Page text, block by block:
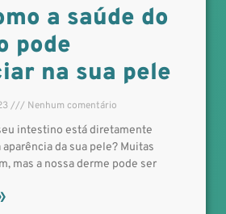
a saúde do
pode
na sua pele
Nenhum comentário
intestino está diretamente
da sua pele? Muitas
mas a nossa derme pode ser